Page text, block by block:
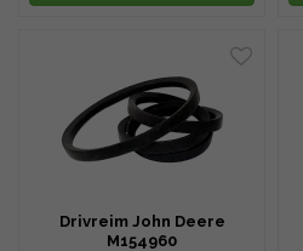
Drivreim John Deere
M154960